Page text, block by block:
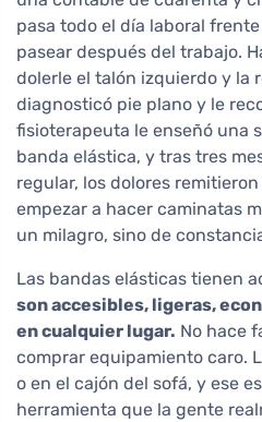
pasa todo el día laboral
pasear después del trabajo.
dolerle el talón izquierdo y la
diagnosticó pie plano y le
fisioterapeuta le enseñó una
banda elástica, y tras tres
regular, los dolores
empezar a hacer caminatas
un milagro, sino de
Las bandas elásticas tienen
son accesibles, ligeras,
en cualquier lugar. No hace
comprar equipamiento caro.
o en el cajón del sofá, y ese
herramienta que la gente